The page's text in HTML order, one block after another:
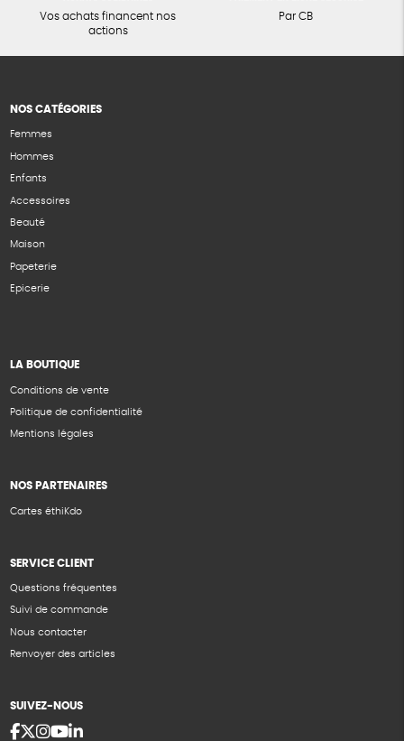
Vos achats financent nos
actions
Par CB
NOS CATÉGORIES
Femmes
Hommes
Enfants
Accessoires
Beauté
Maison
Papeterie
Epicerie
LA BOUTIQUE
Conditions de vente
Politique de confidentialité
Mentions légales
NOS PARTENAIRES
Cartes éthiKdo
SERVICE CLIENT
Questions fréquentes
Suivi de commande
Nous contacter
Renvoyer des articles
SUIVEZ-NOUS